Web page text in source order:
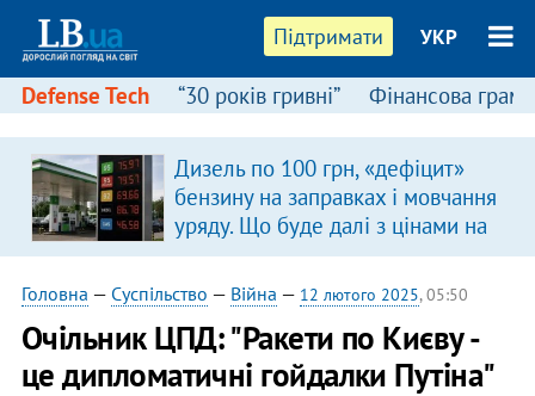
Підтримати УКР
Defense Tech “30 років гривні” Фінансова
Дизель по 100 грн, «дефіцит»
бензину на заправках і мовчання
уряду. Що буде далі з цінами на
пальне?
Головна — Суспільство — Війна — 12 лютого 2025, 05:50
Очільник ЦПД: "Ракети по Києву -
це дипломатичні гойдалки Путіна"